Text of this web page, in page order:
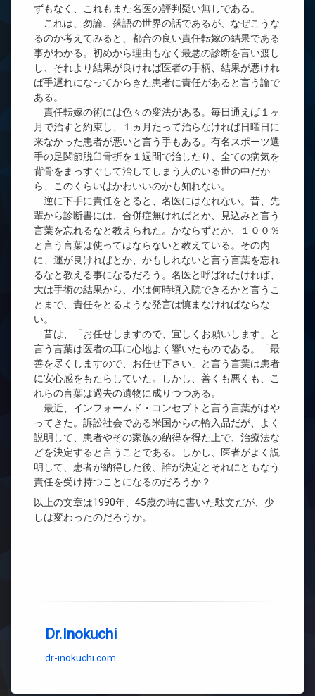
ずもなく、これもまた名医の評判疑い無しである。
これは、勿論、落語の世界の話であるが、なぜこうな
るのか考えてみると、都合の良い責任転嫁の結果である
事がわかる。初めから理由もなく最悪の診断を言い渡し
し、それより結果が良ければ医者の手柄、結果が悪けれ
ば手遅れになってからきた患者に責任があると言う論で
ある。
責任転嫁の術には色々の変法がある。毎日通えば１ヶ
月で治すと約束し、１ヵ月たって治らなければ日曜日に
来なかった患者が悪いと言う手もある。有名スポーツ選
手の足関節脱臼骨折を１週間で治したり、全ての病気を
背骨をまっすぐして治してしまう人のいる世の中だか
ら、このくらいはかわいいのかも知れない。
逆に下手に責任をとると、名医にはなれない。昔、先
輩から診断書には、合併症無ければとか、見込みと言う
言葉を忘れるなと教えられた。かならずとか、１００％
と言う言葉は使ってはならないと教えている。その内
に、運が良ければとか、かもしれないと言う言葉を忘れ
るなと教える事になるだろう。名医と呼ばれたければ、
大は手術の結果から、小は何時頃入院できるかと言うこ
とまで、責任をとるような発言は慎まなければならな
い。
昔は、「お任せしますので、宜しくお願いします」と
言う言葉は医者の耳に心地よく響いたものである。「最
善を尽くしますので、お任せ下さい」と言う言葉は患者
に安心感をもたらしていた。しかし、善くも悪くも、こ
れらの言葉は過去の遺物に成りつつある。
最近、インフォームド・コンセプトと言う言葉がはや
ってきた。訴訟社会である米国からの輸入品だが、よく
説明して、患者やその家族の納得を得た上で、治療法な
どを決定すると言うことである。しかし、医者がよく説
明して、患者が納得した後、誰が決定とそれにともなう
責任を受け持つことになるのだろうか？
以上の文章は1990年、45歳の時に書いた駄文だが、少
しは変わったのだろうか。
Dr.Inokuchi
dr-inokuchi.com